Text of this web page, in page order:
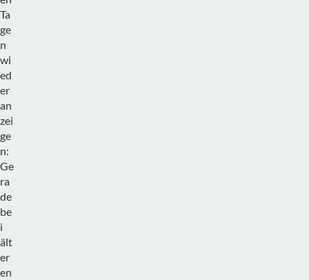
Ta
ge
n
wi
ed
er
an
zei
ge
n:
Ge
ra
de
be
i
ält
er
en